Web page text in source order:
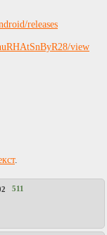
releases
view
.
511